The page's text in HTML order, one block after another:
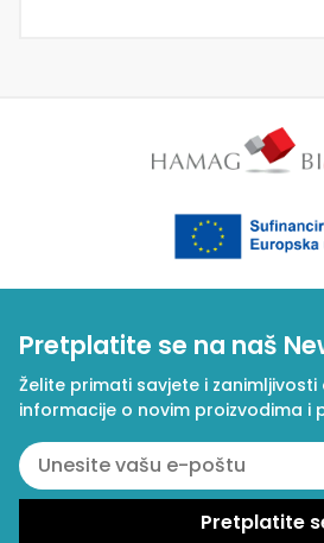
Pretplatite se na naš
Želite primati savjete i
informacije o novim proizvodima i